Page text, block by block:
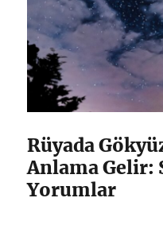
Rüyada
Anlama Gelir:
Yorumlar